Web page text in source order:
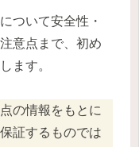
について安全性・
意点まで、初め
ます。
の情報をもとに
証するものでは